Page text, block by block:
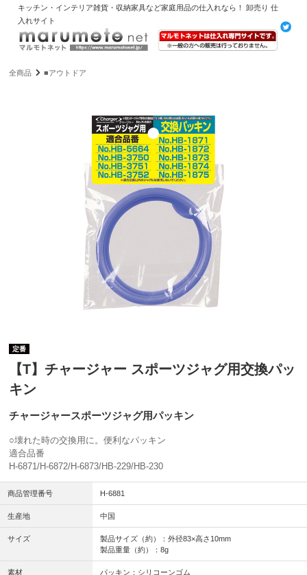
キッチン・インテリア雑貨・収納家具など家庭用品の仕入れなら！ 卸売り 仕
入れサイト
全商品 ■アウトドア
定番
【T】チャージャー スポーツジャグ用交換パッ
キン
チャージャースポーツジャグ用パッキン
○壊れた時の交換用に。便利なパッキン
適合品番
H-6871/H-6872/H-6873/HB-229/HB-230
商品管理番号 H-6881
生産地 中国
サイズ
製品サイズ（約）：外径83×高さ10mm
製品重量（約）：8g
素材 パッキン：シリコーンゴム